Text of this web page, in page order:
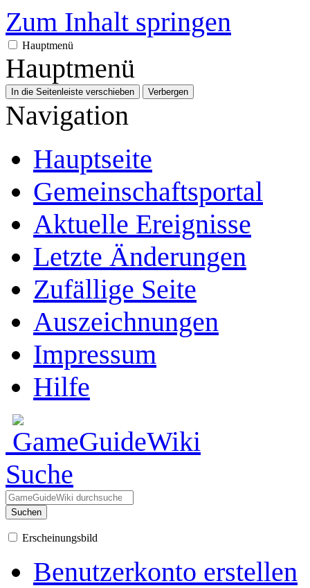
Zum Inhalt springen
Hauptmenü
Hauptmenü
In die Seitenleiste verschieben Verbergen
Navigation
Hauptseite
Gemeinschafts­portal
Aktuelle Ereignisse
Letzte Änderungen
Zufällige Seite
Auszeichnungen
Impressum
Hilfe
Suche
Suchen
Erscheinungsbild
Benutzerkonto erstellen